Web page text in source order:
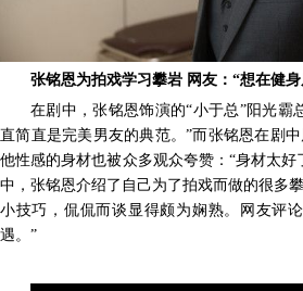
张铭恩为拍戏学习攀岩 网友： “想在健
在剧中，张铭恩饰演的“小于总”阳光霸
直简直是完美男友的典范。”而张铭恩在剧
他性感的身材也被众多观众夸赞：“身材太
中，张铭恩介绍了自己为了拍戏而做的很多
小技巧，侃侃而谈显得颇为娴熟。网友评
遇。”